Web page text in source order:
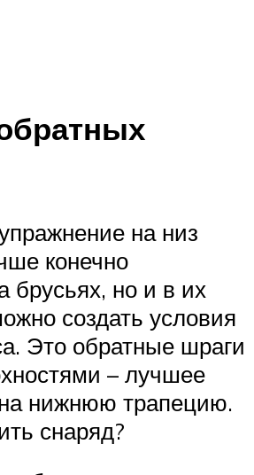
на низ
конечно
брусьях, но и в их
создать условия
Это обратные шраги
– лучшее
нижнюю трапецию.
снаряд?